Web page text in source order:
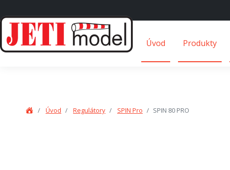
Úvod Produkty
Úvod Regulátory SPIN Pro SPIN 80 PRO